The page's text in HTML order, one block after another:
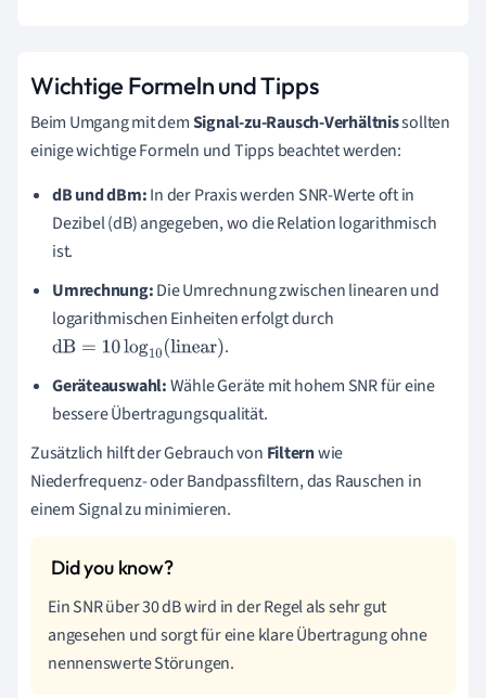
Wichtige Formeln und Tipps
Beim Umgang mit demSignal-zu-Rausch-Verhältnissollten
einige wichtige Formeln und Tipps beachtet werden:
dB und dBm:In der Praxis werden SNR-Werte oft in
Dezibel (dB) angegeben, wo die Relation logarithmisch
ist.
Umrechnung:Die Umrechnung zwischen linearen und
logarithmischen Einheiten erfolgt durch
dB= 10 log10(linear)
.
Geräteauswahl:Wähle Geräte mit hohem SNR für eine
bessere Übertragungsqualität.
Zusätzlich hilft der Gebrauch von Filternwie
Niederfrequenz- oder Bandpassfiltern, das Rauschen in
einem Signal zu minimieren.
Ein SNR über 30 dB wird in der Regel als sehr gut
angesehen und sorgt für eine klare Übertragung ohne
nennenswerte Störungen.